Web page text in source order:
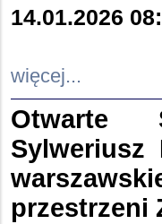
14.01.2026
więcej...
Otwarte
Sylweriusz
przestrzeni